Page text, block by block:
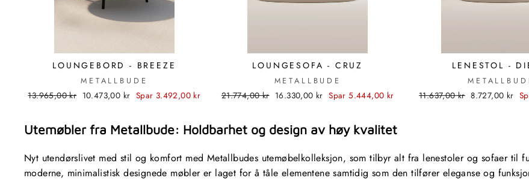
LOUNGEBORD - BREEZE
METALLBUDE
Standard
13.965,00 kr Utsalgspris
10.473,00 kr Spar 3.492,00 kr
LOUNGESOFA - CRUZ
METALLBUDE
Standard
21.774,00 kr Utsalgspris
16.330,00 kr Spar 5.444,00 kr
LENESTOL -
Standard
11.637,00 kr Utsalgspris
8.727,00 kr
Utemøbler fra Metallbude: Holdbarhet og design av høy kvalitet
Nyt utendørslivet med stil og komfort med Metallbudes utemøbelkolleksjon, som tilbyr alt fra lenestoler og sofaer til
moderne, minimalistisk designede møbler er laget for å tåle elementene samtidig som den tilfører eleganse og